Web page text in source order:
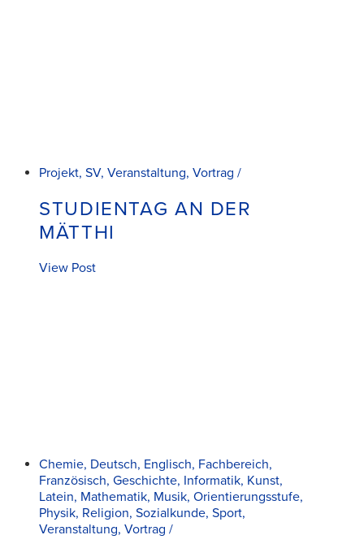
Projekt, SV, Veranstaltung, Vortrag /
STUDIENTAG AN DER
MÄTTHI
View Post
Chemie, Deutsch, Englisch, Fachbereich,
Französisch, Geschichte, Informatik, Kunst,
Latein, Mathematik, Musik, Orientierungsstufe,
Physik, Religion, Sozialkunde, Sport,
Veranstaltung, Vortrag /